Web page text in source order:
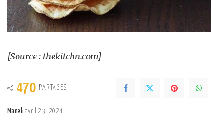
[Source : thekitchn.com]
470 PARTAGES
Manel avril 23, 2024